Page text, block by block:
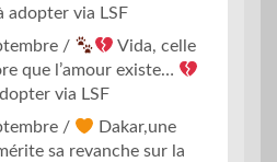
adopter via LSF
/
Vida, celle
que l’amour existe…
via LSF
/
Dakar,une
sa revanche sur la